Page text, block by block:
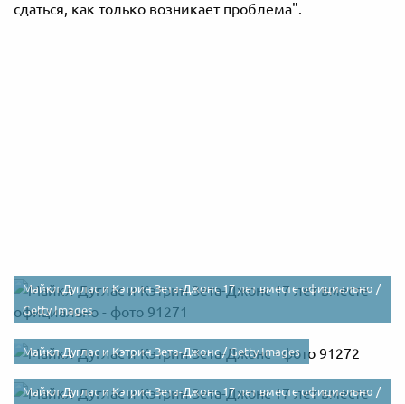
сдаться, как только возникает проблема".
Майкл Дуглас и Кэтрин Зета-Джонс 17 лет вместе официально /
Getty Images
Майкл Дуглас и Кэтрин Зета-Джонс /Getty Images
Майкл Дуглас и Кэтрин Зета-Джонс 17 лет вместе официально /